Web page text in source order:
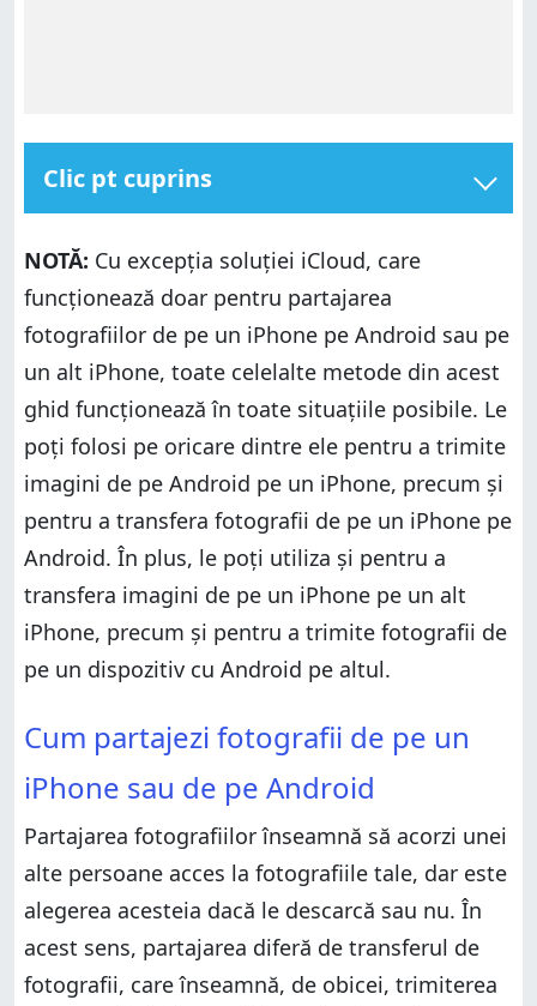
Clic pt cuprins
Android
1. Cum trimiți fotografii între un iPhone și un
smartphone cu Android folosind Google Foto
2. Cum partajezi imagini de pe un iPhone pe
Android folosind iCloud
3. Cum trimiți fotografii între un iPhone și un
smartphone cu Android folosind OneDrive
Cum transferi fotografii între Android și iPhone
4. Cum transferi fotografii între Android și iPhone
folosind o aplicație precum Send Anywhere
5. Cum transferi imagini între iPhone și Android
folosind un cablu și un PC
Care este modul tău preferat de a transfera
fotografii între iPhone și Android?
NOTĂ: Cu excepția soluției iCloud, care
funcționează doar pentru partajarea
fotografiilor de pe un iPhone pe Android sau pe
un alt iPhone, toate celelalte metode din acest
ghid funcționează în toate situațiile posibile. Le
poți folosi pe oricare dintre ele pentru a trimite
imagini de pe Android pe un iPhone, precum și
pentru a transfera fotografii de pe un iPhone pe
Android. În plus, le poți utiliza și pentru a
transfera imagini de pe un iPhone pe un alt
iPhone, precum și pentru a trimite fotografii de
pe un dispozitiv cu Android pe altul.
Android
smartphone cu Android folosind Google Foto
Android folosind iCloud
3. Cum trimiți fotografii între un iPhone și un
smartphone cu Android folosind OneDrive
Cum transferi fotografii între Android și iPhone
4. Cum transferi fotografii între Android și iPhone
folosind o aplicație precum Send Anywhere
Cum partajezi fotografii de pe un
iPhone sau de pe Android
Partajarea fotografiilor înseamnă să acorzi unei
alte persoane acces la fotografiile tale, dar este
alegerea acesteia dacă le descarcă sau nu. În
acest sens, partajarea diferă de transferul de
fotografii, care înseamnă, de obicei, trimiterea